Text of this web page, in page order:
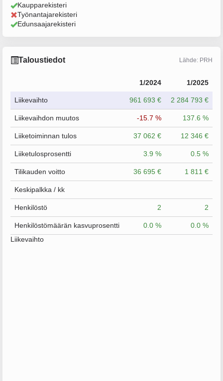
Kaupparekisteri
Työnantajarekisteri
Edunsaajarekisteri
Taloustiedot Lähde: PRH
1/2024 1/2025
Liikevaihto 961 693 € 2 284 793 €
Liikevaihdon muutos -15.7 % 137.6 %
Liiketoiminnan tulos 37 062 € 12 346 €
Liiketulosprosentti 3.9 % 0.5 %
Tilikauden voitto 36 695 € 1 811 €
Keskipalkka / kk
Henkilöstö 2 2
Henkilöstömäärän kasvuprosentti 0.0 %
0.0 %
Liikevaihto